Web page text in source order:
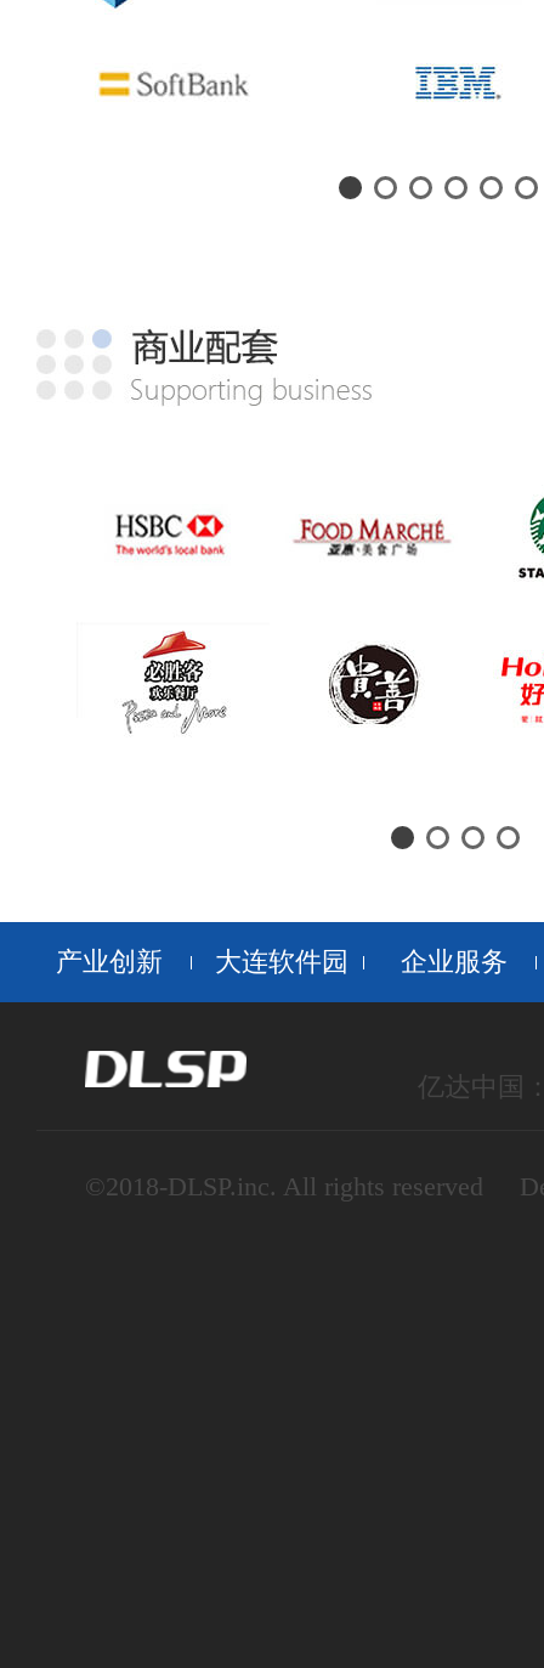
产业创新 大连软件园 企业服务
亿达中国
©2018-DLSP.inc. All rights reserved